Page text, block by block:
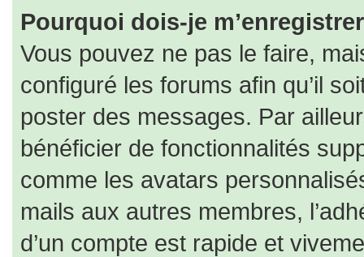
Pourquoi dois-je
Vous pouvez ne pas le faire,
configuré les forums afin qu’il
poster des messages. Par
bénéficier de fonctionnalités
comme les avatars
mails aux autres membres,
d’un compte est rapide et